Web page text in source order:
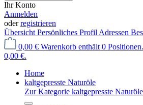
Ihr Konto
Anmelden
oderregistrieren
Übersicht Persönliches Profil Adressen
0,00 € Warenkorb enthält 0
0,00 €.
Home
kaltgepresste Naturöle
Zur Kategorie kaltgepresste Naturöle